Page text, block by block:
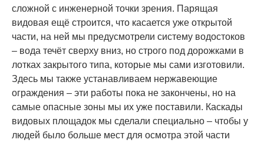
сложной с инженерной точки зрения. Парящая
видовая ещё строится, что касается уже открытой
части, на ней мы предусмотрели систему водостоков
– вода течёт сверху вниз, но строго под дорожками в
лотках закрытого типа, которые мы сами изготовили.
Здесь мы также устанавливаем нержавеющие
ограждения – эти работы пока не закончены, но на
самые опасные зоны мы их уже поставили. Каскады
видовых площадок мы сделали специально – чтобы у
людей было больше мест для осмотра этой части